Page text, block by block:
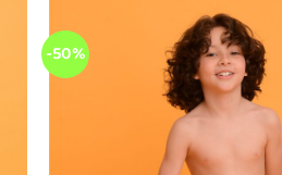
ser
na
página
produto
-50%